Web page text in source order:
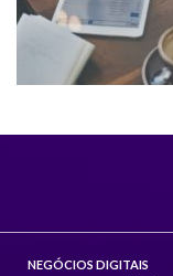
NEGÓCIOS DIGITAIS